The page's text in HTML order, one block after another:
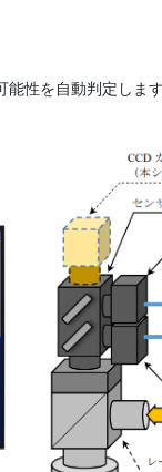
能性を自動判定しま